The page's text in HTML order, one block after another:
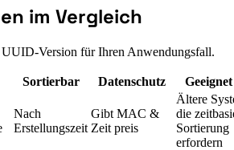
im Vergleich
Version für Ihren Anwendungsfall.
Sortierbar Datenschutz
Nach
Erstellungszeit
Gibt MAC &
Zeit preis
Ältere
die
Sortierung
erfordern